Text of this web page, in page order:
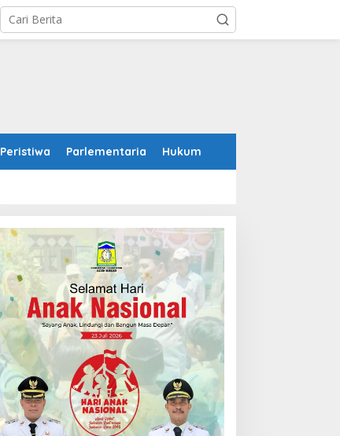
Peristiwa Parlementaria Hukum